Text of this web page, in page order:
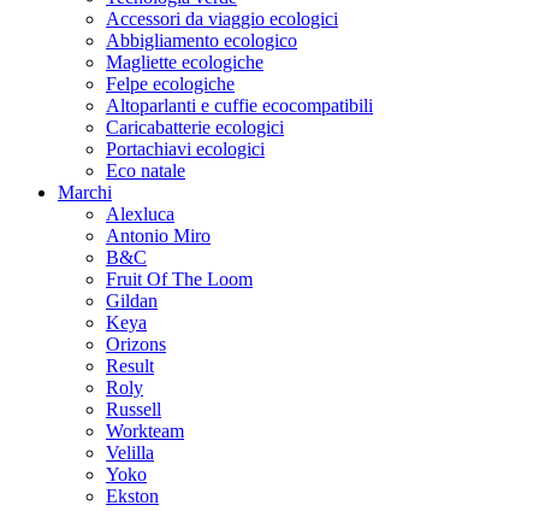
Accessori da viaggio ecologici
Abbigliamento ecologico
Magliette ecologiche
Felpe ecologiche
Altoparlanti e cuffie ecocompatibili
Caricabatterie ecologici
Portachiavi ecologici
Eco natale
Marchi
Alexluca
Antonio Miro
B&C
Fruit Of The Loom
Gildan
Keya
Orizons
Result
Roly
Russell
Workteam
Velilla
Yoko
Ekston